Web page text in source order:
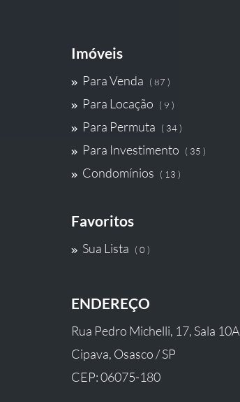
Imóveis
Para Venda ( 87 )
Para Locação ( 9 )
Para Permuta ( 34 )
Para Investimento ( 35 )
Condomínios ( 13 )
Favoritos
Sua Lista ( 0 )
ENDEREÇO
Rua Pedro Michelli, 17, Sala 10A
Cipava, Osasco / SP
CEP: 06075-180